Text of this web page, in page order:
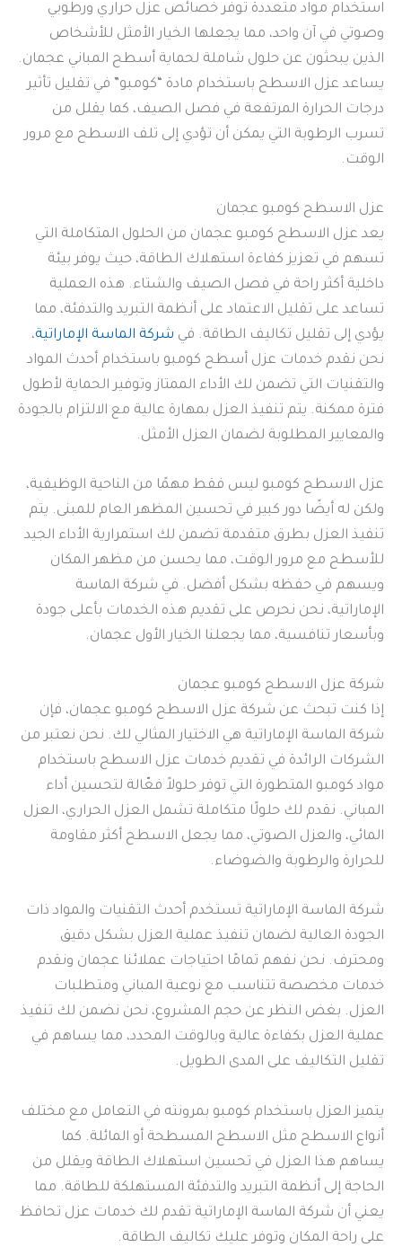
استخدام مواد متعددة توفر خصائص عزل حراري ورطوبي
وصوتي في آن واحد، مما يجعلها الخيار الأمثل للأشخاص
الذين يبحثون عن حلول شاملة لحماية أسطح المباني عجمان.
يساعد عزل الاسطح باستخدام مادة “كومبو” في تقليل تأثير
درجات الحرارة المرتفعة في فصل الصيف، كما يقلل من
تسرب الرطوبة التي يمكن أن تؤدي إلى تلف الاسطح مع مرور
الوقت.
عزل الاسطح كومبو عجمان
يعد عزل الاسطح كومبو عجمان من الحلول المتكاملة التي
تسهم في تعزيز كفاءة استهلاك الطاقة، حيث يوفر بيئة
داخلية أكثر راحة في فصل الصيف والشتاء. هذه العملية
تساعد على تقليل الاعتماد على أنظمة التبريد والتدفئة، مما
يؤدي إلى تقليل تكاليف الطاقة. في شركة الماسة الإماراتية،
نحن نقدم خدمات عزل أسطح كومبو باستخدام أحدث المواد
والتقنيات التي تضمن لك الأداء الممتاز وتوفير الحماية لأطول
فترة ممكنة. يتم تنفيذ العزل بمهارة عالية مع الالتزام بالجودة
والمعايير المطلوبة لضمان العزل الأمثل.
عزل الاسطح كومبو ليس فقط مهمًا من الناحية الوظيفية،
ولكن له أيضًا دور كبير في تحسين المظهر العام للمبنى. يتم
تنفيذ العزل بطرق متقدمة تضمن لك استمرارية الأداء الجيد
للأسطح مع مرور الوقت، مما يحسن من مظهر المكان
ويسهم في حفظه بشكل أفضل. في شركة الماسة
الإماراتية، نحن نحرص على تقديم هذه الخدمات بأعلى جودة
وبأسعار تنافسية، مما يجعلنا الخيار الأول عجمان.
شركة عزل الاسطح كومبو عجمان
إذا كنت تبحث عن شركة عزل الاسطح كومبو عجمان، فإن
شركة الماسة الإماراتية هي الاختيار المثالي لك. نحن نعتبر من
الشركات الرائدة في تقديم خدمات عزل الاسطح باستخدام
مواد كومبو المتطورة التي توفر حلولاً فعّالة لتحسين أداء
المباني. نقدم لك حلولًا متكاملة تشمل العزل الحراري، العزل
المائي، والعزل الصوتي، مما يجعل الاسطح أكثر مقاومة
للحرارة والرطوبة والضوضاء.
شركة الماسة الإماراتية تستخدم أحدث التقنيات والمواد ذات
الجودة العالية لضمان تنفيذ عملية العزل بشكل دقيق
ومحترف. نحن نفهم تمامًا احتياجات عملائنا عجمان ونقدم
خدمات مخصصة تتناسب مع نوعية المباني ومتطلبات
العزل. بغض النظر عن حجم المشروع، نحن نضمن لك تنفيذ
عملية العزل بكفاءة عالية وبالوقت المحدد، مما يساهم في
تقليل التكاليف على المدى الطويل.
يتميز العزل باستخدام كومبو بمرونته في التعامل مع مختلف
أنواع الاسطح مثل الاسطح المسطحة أو المائلة. كما
يساهم هذا العزل في تحسين استهلاك الطاقة ويقلل من
الحاجة إلى أنظمة التبريد والتدفئة المستهلكة للطاقة. مما
يعني أن شركة الماسة الإماراتية تقدم لك خدمات عزل تحافظ
على راحة المكان وتوفر عليك تكاليف الطاقة.